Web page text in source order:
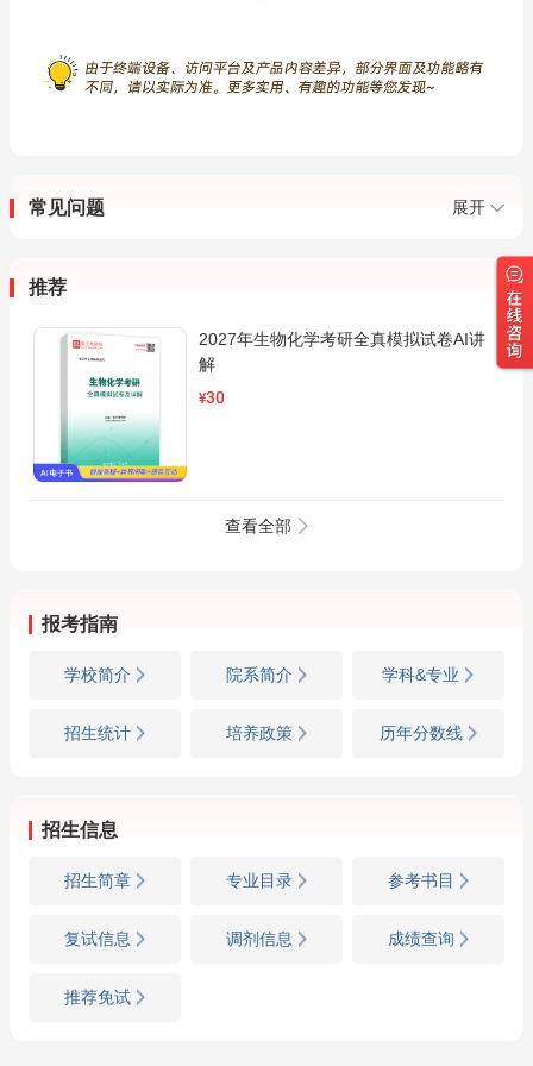
常见问题 展开
推荐
2027年生物化学考研全真模拟试卷AI讲
解
¥30
查看全部
报考指南
学校简介 院系简介 学科&专业
招生统计 培养政策 历年分数线
招生信息
招生简章 专业目录 参考书目
复试信息 调剂信息 成绩查询
推荐免试